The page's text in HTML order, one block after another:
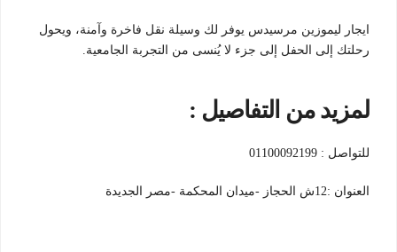
ايجار ليموزين مرسيدس يوفر لك وسيلة نقل فاخرة وآمنة، ويحول
رحلتك إلى الحفل إلى جزء لا يُنسى من التجربة الجامعية.
لمزيد من التفاصيل :
للتواصل : 01100092199
العنوان :12ش الحجاز -ميدان المحكمة -مصر الجديدة